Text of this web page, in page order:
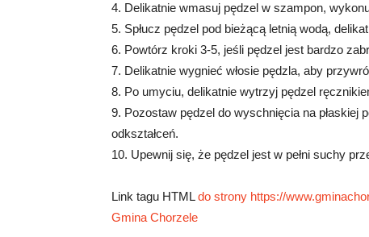
4. Delikatnie wmasuj pędzel w szampon,
5. Spłucz pędzel pod bieżącą letnią wodą,
6. Powtórz kroki 3-5, jeśli pędzel jest bardzo
7. Delikatnie wygnieć włosie pędzla, aby
8. Po umyciu, delikatnie wytrzyj pędzel
9. Pozostaw pędzel do wyschnięcia na płaskiej
odkształceń.
10. Upewnij się, że pędzel jest w pełni suchy
Link tagu HTMLdo strony https://
Gmina Chorzele